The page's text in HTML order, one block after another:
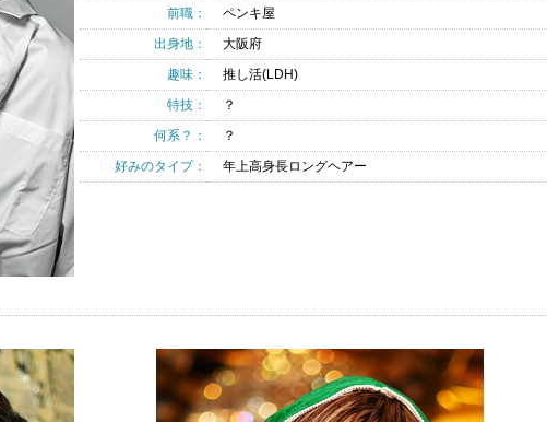
前職：
ペンキ屋
出身地：
大阪府
趣味：
推し活(LDH)
特技：
？
何系？：
？
好みのタイプ：
年上高身長ロングヘアー